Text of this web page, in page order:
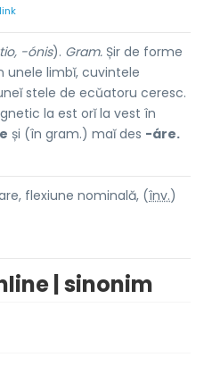
-ónis). Gram. Șir de forme
unele limbĭ, cuvintele
stele de ecŭatoru ceresc.
la est orĭ la vest în
și (în gram.) maĭ des -áre.
flexiune nominală, (înv.)
| sinonim